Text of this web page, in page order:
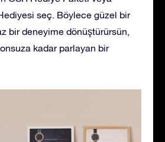
seç. Böylece güzel bir
bir deneyime dönüştürürsün,
kadar parlayan bir